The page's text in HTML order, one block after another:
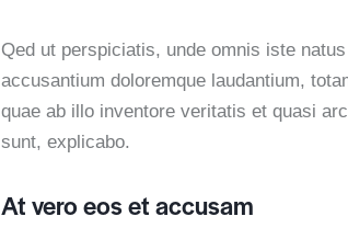
Qed ut perspiciatis, unde omnis iste
accusantium doloremque laudantium,
quae ab illo inventore veritatis et quasi
sunt, explicabo.
At vero eos et accusam